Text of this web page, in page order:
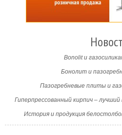
Bonolit и
Бонолит и
Пазогребневые плиты и
Гиперпрессованный кирпич –
История и продукция